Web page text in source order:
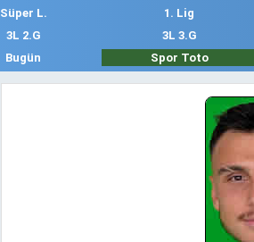
Süper L. 1. Lig
3L 2.G
3L 3.G
Bugün
Spor Toto